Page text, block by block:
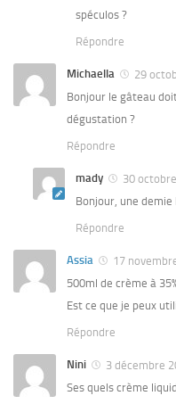
spéculos ?
Répondre
Michaella
29
Bonjour le gâteau
dégustation ?
Répondre
mady
30
Bonjour, une
Répondre
Assia
17
500ml de crème à
Est ce que je peux
Répondre
Nini
3 décembre
Ses quels crème